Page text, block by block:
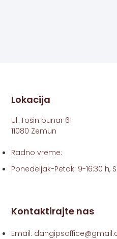
Kontaktirajte nas
Email:
Lokacija
Ul. Tošin bunar 61
11080 Zemun
Radno vreme:
Ponedeljak-Petak: 9-16:30 h,